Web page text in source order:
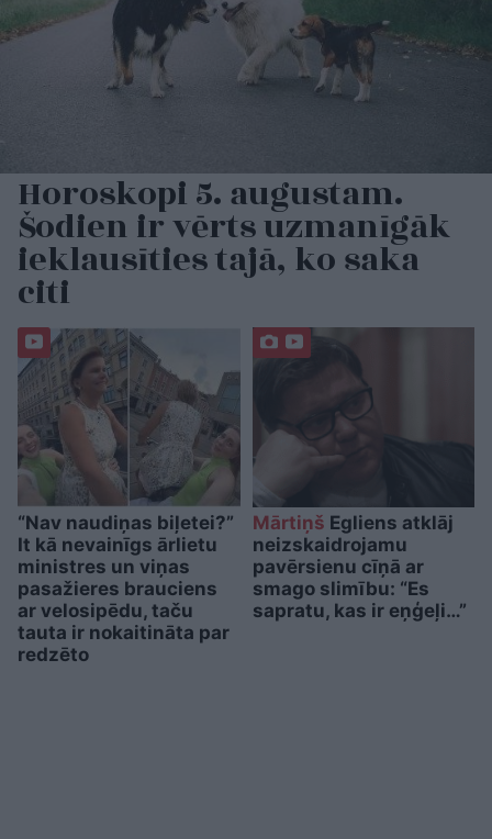
Horoskopi 5. augustam.
Šodien ir vērts uzmanīgāk
ieklausīties tajā, ko saka
citi
“Nav naudiņas biļetei?”
It kā nevainīgs ārlietu
ministres un viņas
pasažieres brauciens
ar velosipēdu, taču
tauta ir nokaitināta par
redzēto
Mārtiņš Egliens atklāj
neizskaidrojamu
pavērsienu cīņā ar
smago slimību: “Es
sapratu, kas ir eņģeļi…”